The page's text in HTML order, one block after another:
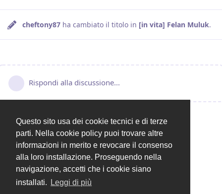
Questo sito usa dei cookie tecnici e di terze
parti. Nella cookie policy puoi trovare altre
informazioni in merito e revocare il consenso
alla loro installazione. Proseguendo nella
navigazione, accetti che i cookie siano
installati.
Leggi di più
cheftony87 ha cambiato il titolo in [in vita] Felan Muluk.
Rispondi alla discussione...